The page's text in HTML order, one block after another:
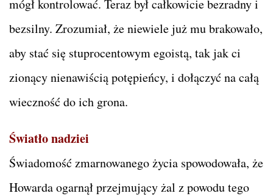
mógł kontrolować. Teraz był całkowicie bezradny i
bezsilny. Zrozumiał, że niewiele już mu brakowało,
aby stać się stuprocentowym egoistą, tak jak ci
zionący nienawiścią potępieńcy, i dołączyć na całą
wieczność do ich grona.
Światło nadziei
Świadomość zmarnowanego życia spowodowała, że
Howarda ogarnął przejmujący żal z powodu tego